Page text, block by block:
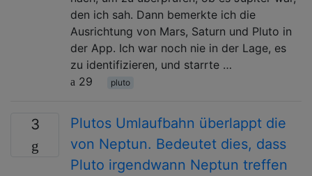
den ich sah. Dann bemerkte ich die
Ausrichtung von Mars, Saturn und Pluto in
der App. Ich war noch nie in der Lage, es
zu identifizieren, und starrte …
29
pluto
3
Plutos Umlaufbahn überlappt die
von Neptun. Bedeutet dies, dass
Pluto irgendwann Neptun treffen